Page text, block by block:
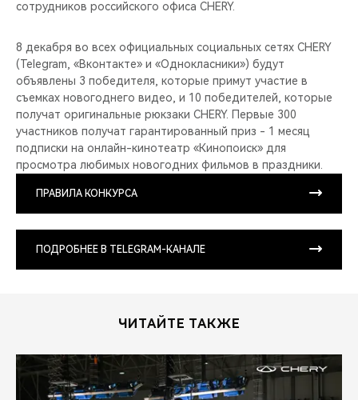
сотрудников российского офиса CHERY.
8 декабря во всех официальных социальных сетях CHERY
(Telegram, «Вконтакте» и «Однокласники») будут
объявлены 3 победителя, которые примут участие в
съемках новогоднего видео, и 10 победителей, которые
получат оригинальные рюкзаки CHERY. Первые 300
участников получат гарантированный приз - 1 месяц
подписки на онлайн-кинотеатр «Кинопоиск» для
просмотра любимых новогодних фильмов в праздники.
ПРАВИЛА КОНКУРСА
ПОДРОБНЕЕ В TELEGRAM-КАНАЛЕ
ЧИТАЙТЕ ТАКЖЕ